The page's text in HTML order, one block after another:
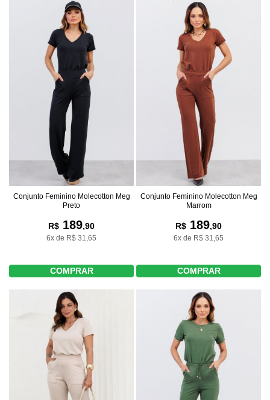
Conjunto Feminino Molecotton Meg
Preto
R$ 189,90
6x de R$ 31,65
COMPRAR
Conjunto Feminino Molecotton Meg
Marrom
R$ 189,90
6x de R$ 31,65
COMPRAR